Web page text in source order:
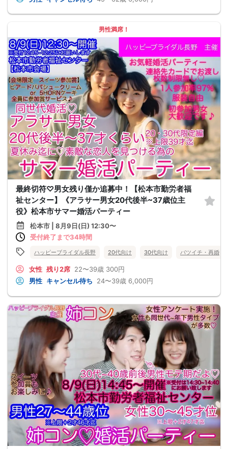
男性満席！
最終切符♡男女残り僅か追募中！【松本市勤労者福
祉センター】《アラサー男女20代後半~37歳位主
役》松本市サマー婚活パーティー
松本市 | 8月9日(日) 12:30〜
受付終了まで34時間
ハッピーブライダル長野 20代向け 30代向け バツイチ・再婚
女性 残り2席 22〜39歳 300円
男性 キャンセル待ち 24〜39歳 6,000円